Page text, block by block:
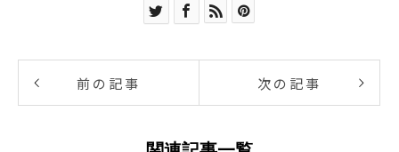
前の記事 次の記事